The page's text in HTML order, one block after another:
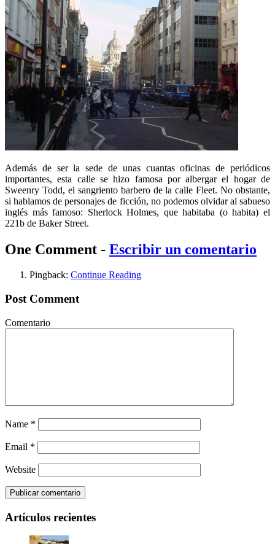
Además de ser la sede de unas cuantas oficinas de periódicos
importantes, esta calle se hizo famosa por albergar el hogar de
Sweenry Todd, el sangriento barbero de la calle Fleet. No obstante,
si hablamos de personajes de ficción, no podemos olvidar al sabueso
inglés más famoso: Sherlock Holmes, que habitaba (o habita) el
221b de Baker Street.
One Comment - Escribir un comentario
Pingback: Continue Reading
Post Comment
Comentario
Name *
Email *
Website
Artículos recientes